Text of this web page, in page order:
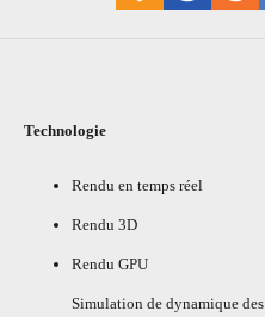
Technologie
Rendu en temps réel
Rendu 3D
Rendu GPU
Simulation de dynamique des